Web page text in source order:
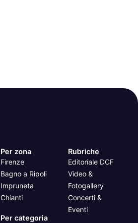
Per zona
Firenze
Bagno a Ripoli
Impruneta
Chianti
Per categoria
Rubriche
Editoriale DCF
Video &
Fotogallery
Concerti &
Eventi